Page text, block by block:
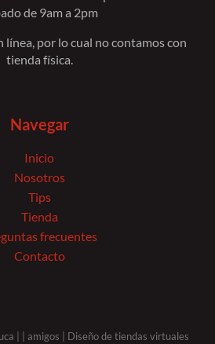
de 9am a 2pm
línea, por lo cual no contamos con
tienda física.
Navegar
Inicio
Nosotros
Tips
Tienda
frecuentes
Contacto
| | amigos | Diseño de tiendas virtuales